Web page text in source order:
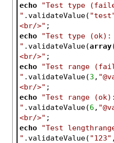
echo
"Test type
" .validateValue(
<br/>" ;
echo
"Test type (ok):
" .validateValue(array
<br/>" ;
echo
"Test range
" .validateValue(3 ,
<br/>" ;
echo
"Test range (ok):
" .validateValue(6 ,
<br/>" ;
echo
"Test
" .validateValue( "123" ,